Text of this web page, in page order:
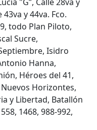
43va y 44va. Fco.
todo Plan Piloto,
Sucre,
Isidro
Hanna,
Héroes del 41,
Horizontes,
y Libertad, Batallón
1468, 988-992,